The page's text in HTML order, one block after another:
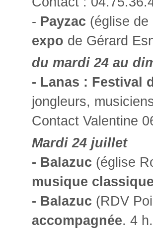
- Payzac (église
expo de Gérard
du mardi 24 au
- Lanas : Festival
jongleurs,
Contact Valentine
Mardi 24 juillet
- Balazuc (église
musique
- Balazuc (RDV
accompagnée. 4